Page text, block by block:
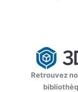
Retrouvez